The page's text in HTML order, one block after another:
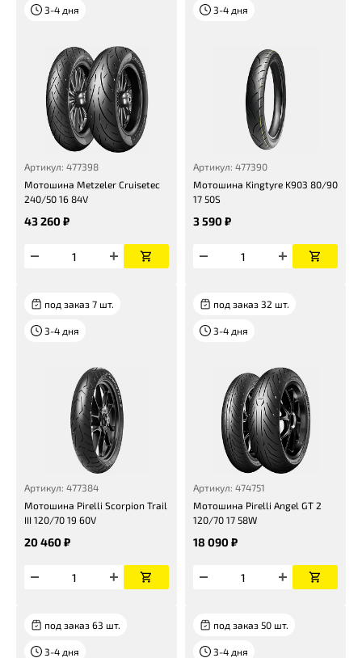
3-4 дня
Артикул: 477398
Мотошина Metzeler Cruisetec
240/50 16 84V
43 260 ₽
3-4 дня
Артикул: 477390
Мотошина Kingtyre K903 80/90
17 50S
3 590 ₽
под заказ 7 шт.
3-4 дня
Артикул: 477384
Мотошина Pirelli Scorpion Trail
III 120/70 19 60V
20 460 ₽
под заказ 32 шт.
3-4 дня
Артикул: 474751
Мотошина Pirelli Angel GT 2
120/70 17 58W
18 090 ₽
под заказ 63 шт.
3-4 дня
под заказ 50 шт.
3-4 дня